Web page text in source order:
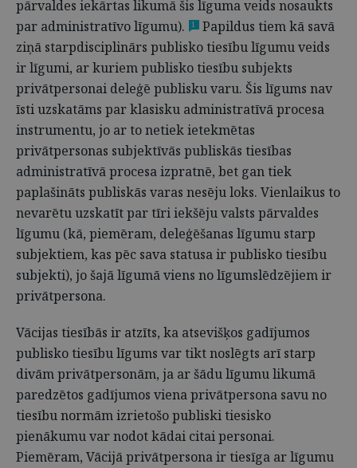
pārvaldes iekārtas likumā šis līguma veids nosaukts
par administratīvo līgumu).
1
Papildus tiem kā savā
ziņā starpdisciplinārs publisko tiesību līgumu veids
ir līgumi, ar kuriem publisko tiesību subjekts
privātpersonai deleģē publisku varu. Šis līgums nav
īsti uzskatāms par klasisku administratīvā procesa
instrumentu, jo ar to netiek ietekmētas
privātpersonas subjektīvās publiskās tiesības
administratīvā procesa izpratnē, bet gan tiek
paplašināts publiskās varas nesēju loks. Vienlaikus to
nevarētu uzskatīt par tīri iekšēju valsts pārvaldes
līgumu (kā, piemēram, deleģēšanas līgumu starp
subjektiem, kas pēc sava statusa ir publisko tiesību
subjekti), jo šajā līgumā viens no līgumslēdzējiem ir
privātpersona.
Vācijas tiesībās ir atzīts, ka atsevišķos gadījumos
publisko tiesību līgums var tikt noslēgts arī starp
divām privātpersonām, ja ar šādu līgumu likumā
paredzētos gadījumos viena privātpersona savu no
tiesību normām izrietošo publiski tiesisko
pienākumu var nodot kādai citai personai.
Piemēram, Vācijā privātpersona ir tiesīga ar līgumu